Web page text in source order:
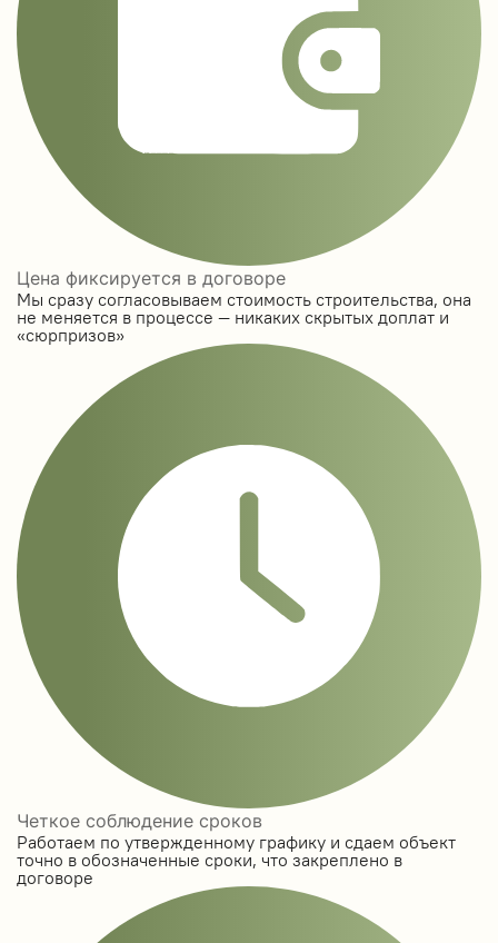
Цена фиксируется в договоре
Мы сразу согласовываем стоимость строительства, она
не меняется в процессе — никаких скрытых доплат и
«сюрпризов»
Четкое соблюдение сроков
Работаем по утвержденному графику и сдаем объект
точно в обозначенные сроки, что закреплено в
договоре